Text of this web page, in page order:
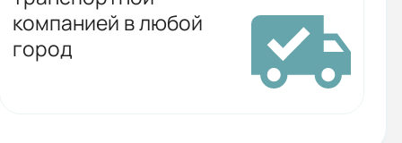
компанией в любой
город